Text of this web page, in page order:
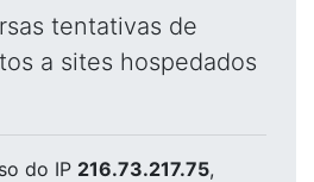
tentativas de
a sites hospedados
do IP 216.73.217.75,